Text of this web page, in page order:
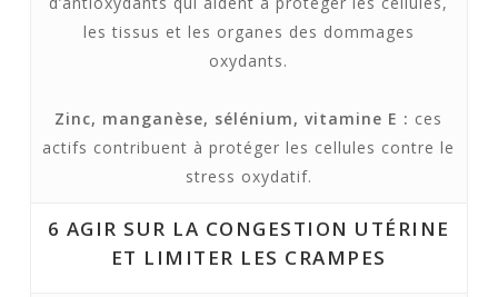
les tissus et les organes des dommages
oxydants.
Zinc, manganèse, sélénium, vitamine E : ces
actifs contribuent à protéger les cellules contre le
stress oxydatif.
6 AGIR SUR LA CONGESTION UTÉRINE
ET LIMITER LES CRAMPES